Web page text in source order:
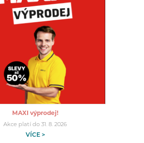
MAXI výprodej!
Akce platí do 31. 8. 2026
VÍCE >